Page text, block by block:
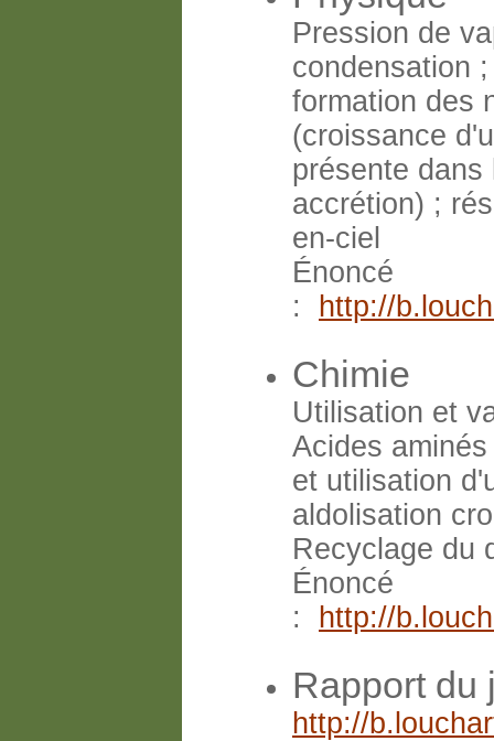
Pression de
condensation
formation des
(croissance
présente
accrétion) ;
en-ciel
Énoncé
:
http://
Chimie
Utilisation et
Acides
et utilisation
aldolisation
Recyclage du
Énoncé
:
http://
Rapport du
http://